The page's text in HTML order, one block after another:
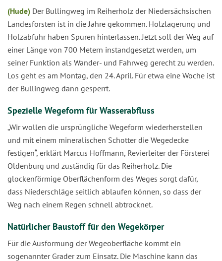
(Hude) Der Bullingweg im Reiherholz der Niedersächsischen
Landesforsten ist in die Jahre gekommen. Holzlagerung und
Holzabfuhr haben Spuren hinterlassen. Jetzt soll der Weg auf
einer Länge von 700 Metern instandgesetzt werden, um
seiner Funktion als Wander- und Fahrweg gerecht zu werden.
Los geht es am Montag, den 24. April. Für etwa eine Woche ist
der Bullingweg dann gesperrt.
Spezielle Wegeform für Wasserabfluss
„Wir wollen die ursprüngliche Wegeform wiederherstellen
und mit einem mineralischen Schotter die Wegedecke
festigen“, erklärt Marcus Hoffmann, Revierleiter der Försterei
Oldenburg und zuständig für das Reiherholz. Die
glockenförmige Oberflächenform des Weges sorgt dafür,
dass Niederschläge seitlich ablaufen können, so dass der
Weg nach einem Regen schnell abtrocknet.
Natürlicher Baustoff für den Wegekörper
Für die Ausformung der Wegeoberfläche kommt ein
sogenannter Grader zum Einsatz. Die Maschine kann das